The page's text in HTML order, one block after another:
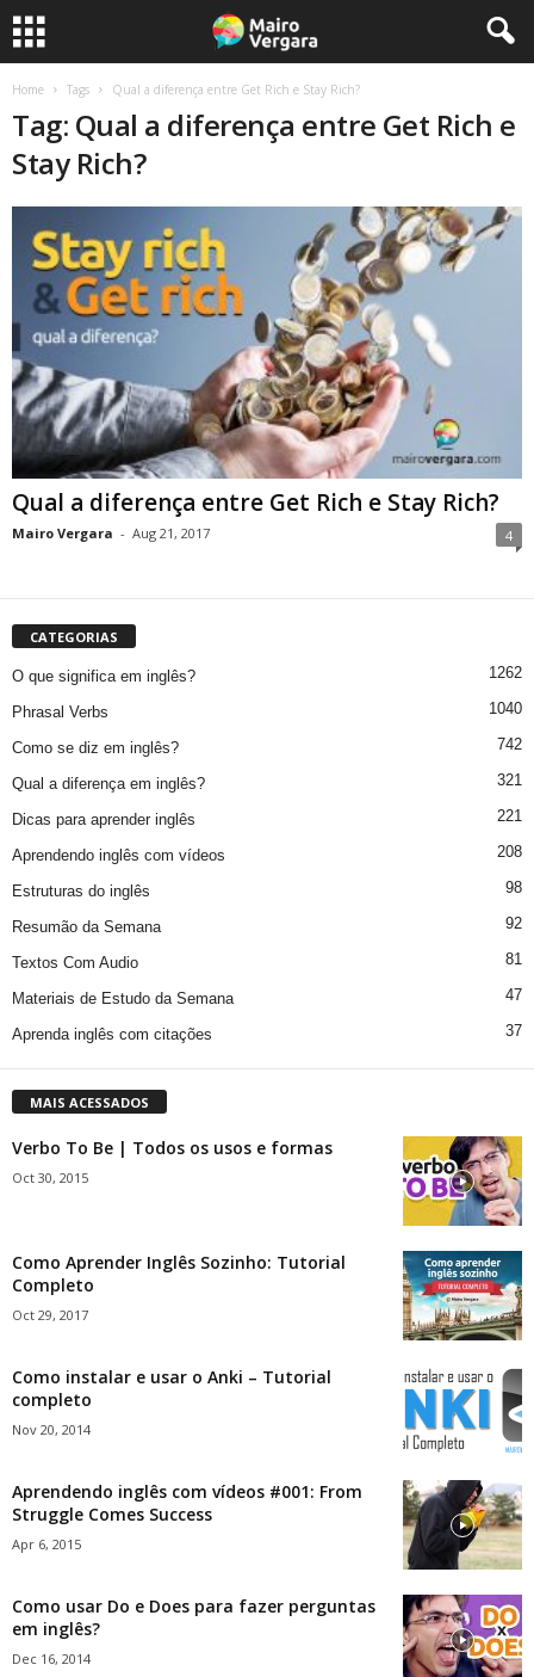
Home Tags Qual a diferença entre Get Rich e Stay Rich?
Tag: Qual a diferença entre Get Rich e
Stay Rich?
Qual a diferença entre Get Rich e Stay Rich?
Mairo Vergara - Aug 21, 2017 4
CATEGORIAS
O que significa em inglês? 1262
Phrasal Verbs 1040
Como se diz em inglês? 742
Qual a diferença em inglês? 321
Dicas para aprender inglês 221
Aprendendo inglês com vídeos 208
Estruturas do inglês 98
Resumão da Semana 92
Textos Com Audio 81
Materiais de Estudo da Semana 47
Aprenda inglês com citações 37
MAIS ACESSADOS
Verbo To Be | Todos os usos e formas
Oct 30, 2015
Como Aprender Inglês Sozinho: Tutorial
Completo
Oct 29, 2017
Como instalar e usar o Anki – Tutorial
completo
Nov 20, 2014
Aprendendo inglês com vídeos #001: From
Struggle Comes Success
Apr 6, 2015
Como usar Do e Does para fazer perguntas
em inglês?
Dec 16, 2014